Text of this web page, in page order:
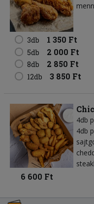
3db 1 350 Ft
5db 2 000 Ft
8db 2 850 Ft
12db 3 850 Ft
4db
4db
6 600 Ft